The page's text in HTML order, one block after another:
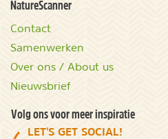
NatureScanner
Contact
Samenwerken
Over ons / About us
Nieuwsbrief
Volg ons voor meer inspiratie
LET'S GET SOCIAL!